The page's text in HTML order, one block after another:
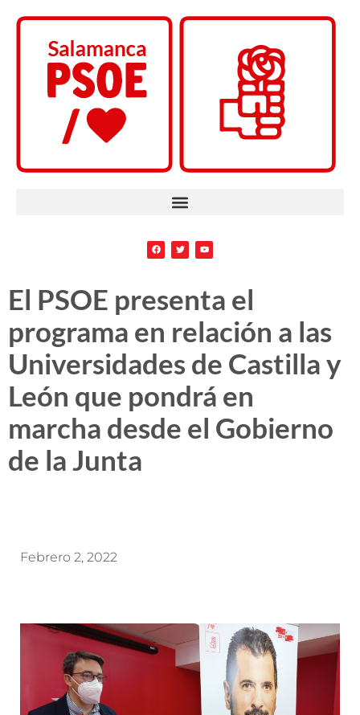
El PSOE presenta el
programa en relación a las
Universidades de Castilla y
León que pondrá en
marcha desde el Gobierno
de la Junta
Febrero 2, 2022